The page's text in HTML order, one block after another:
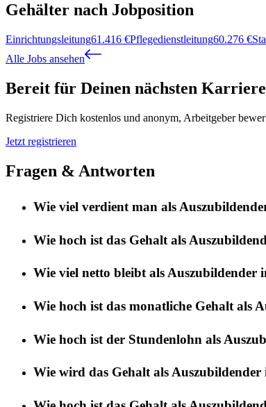
Gehälter nach Jobposition
Einrichtungsleitung61.416 €Pflegedienstleitung60.276 €
Alle Jobs ansehen
Bereit für Deinen nächsten
Registriere Dich kostenlos und anonym, Arbeitgeber
Jetzt registrieren
Fragen & Antworten
Wie viel verdient man als
Wie hoch ist das Gehalt als
Wie viel netto bleibt als Auszubildender
Wie hoch ist das monatliche Gehalt als
Wie hoch ist der Stundenlohn als
Wie wird das Gehalt als